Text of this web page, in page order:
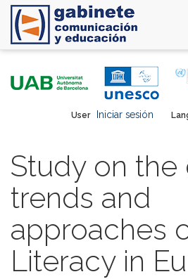
User Iniciar sesión
Study on the
trends and
approaches
Literacy in